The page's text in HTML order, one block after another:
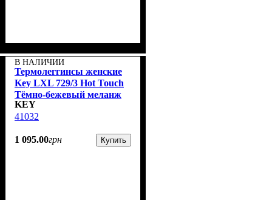
В НАЛИЧИИ
Термолеггинсы женские
Key LXL 729/3 Hot Touch
Тёмно-бежевый меланж
KEY
41032
1 095.00грн Купить